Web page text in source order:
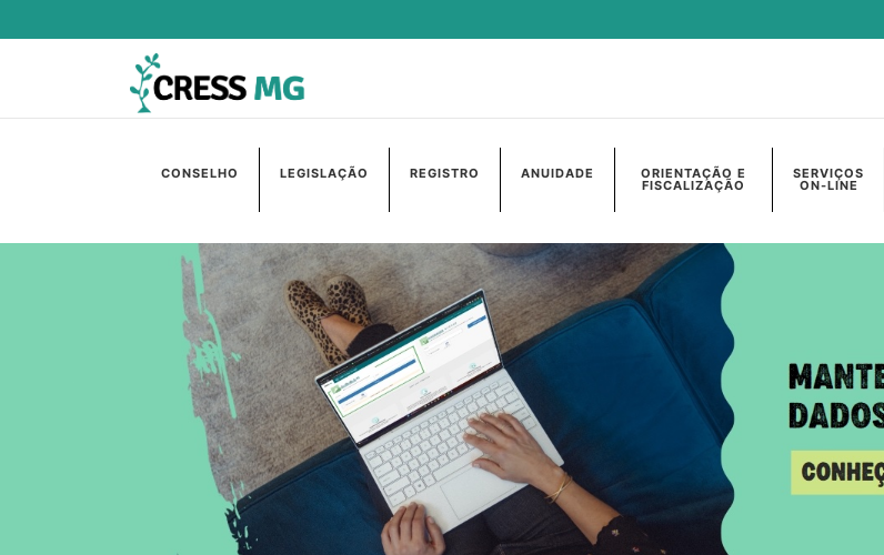
CONSELHO LEGISLAÇÃO REGISTRO ANUIDADE ORIENTAÇÃO E
FISCALIZAÇÃO
SERVIÇOS
ON-LINE